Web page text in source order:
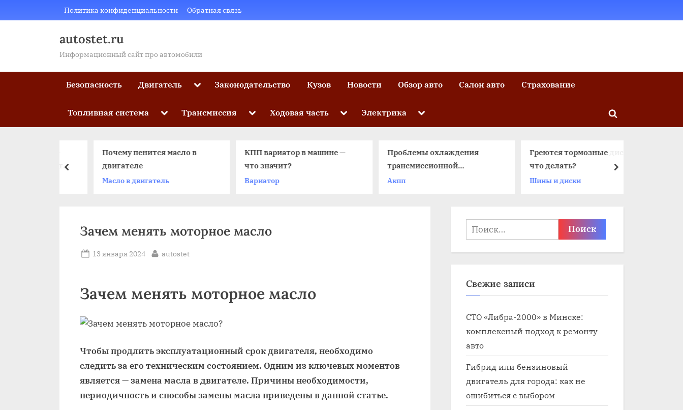
to
Политика конфиденциальности Обратная связь
autostet.ru
Информационный сайт про автомобили
Безопасность Двигатель ToggleЗаконодательство Кузов Новости Обзор авто Салон авто Страхование
Топливная система Toggle
menu
Трансмиссия Toggle
menu
Ходовая часть Toggle
menu
Электрика Toggle
menu
Toggle
Почему пенится масло в
двигателе
Масло в двигатель
КПП вариатор в машине —
что значит?
Вариатор
Проблемы охлаждения
трансмиссионной
жидкости: рабочая
Греются тормозные диски —
что делать?
Шины и диски
пред далее
Зачем менять моторное масло
Posted
13 января 2024 By
autostet
Зачем менять моторное масло
Чтобы продлить эксплуатационный срок двигателя, необходимо
следить за его техническим состоянием. Одним из ключевых моментов
является — замена масла в двигателе. Причины необходимости,
периодичность и способы замены масла приведены в данной статье.
Найти:
Свежие записи
СТО «Либра-2000» в Минске:
комплексный подход к ремонту
авто
Гибрид или бензиновый
двигатель для города: как не
ошибиться с выбором